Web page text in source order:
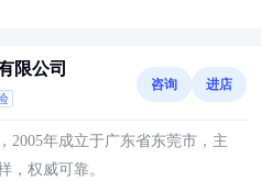
限公司
咨询 进店
2005年成立于广东省东莞市，主
，权威可靠。